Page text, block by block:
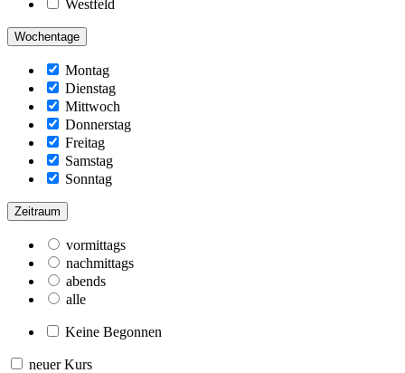
Westfeld
Wochentage
Montag
Dienstag
Mittwoch
Donnerstag
Freitag
Samstag
Sonntag
Zeitraum
vormittags
nachmittags
abends
alle
Keine Begonnen
neuer Kurs